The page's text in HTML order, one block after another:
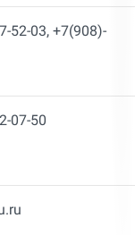
52-03, +7(908)-
07-50